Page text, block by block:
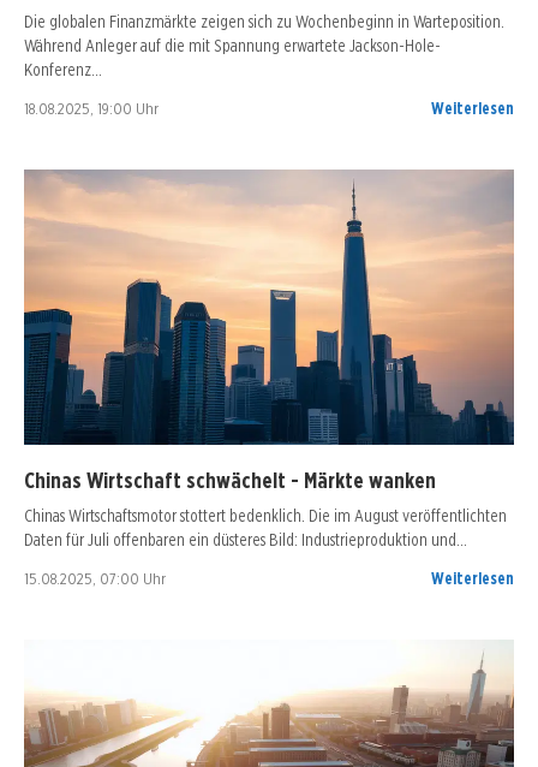
Die globalen Finanzmärkte zeigen sich zu Wochenbeginn in Warteposition.
Während Anleger auf die mit Spannung erwartete Jackson-Hole-
Konferenz…
18.08.2025, 19:00 Uhr Weiterlesen
Chinas Wirtschaft schwächelt - Märkte wanken
Chinas Wirtschaftsmotor stottert bedenklich. Die im August veröffentlichten
Daten für Juli offenbaren ein düsteres Bild: Industrieproduktion und…
15.08.2025, 07:00 Uhr Weiterlesen